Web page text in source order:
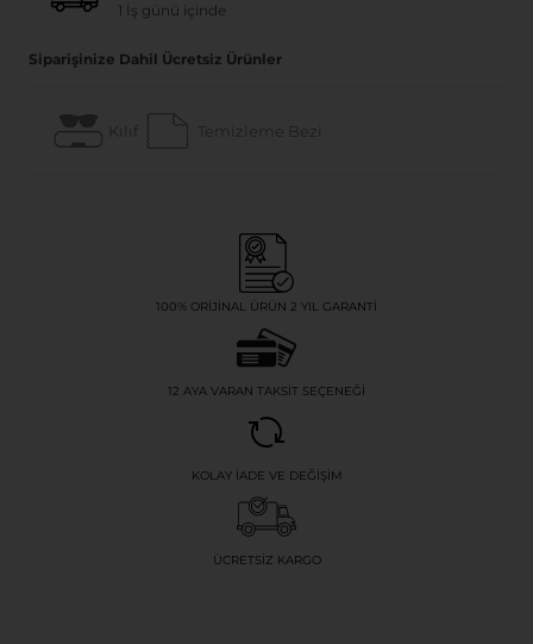
1 İş günü içinde
Siparişinize Dahil Ücretsiz Ürünler
Kılıf Temizleme Bezi
100% ORIJINAL ÜRÜN 2 YIL GARANTI
12 AYA VARAN TAKSIT SEÇENEĞI
KOLAY İADE VE DEĞIŞIM
ÜCRETSIZ KARGO